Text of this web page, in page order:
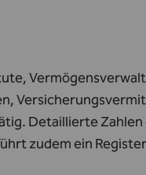
Detaillierte
zudem ein